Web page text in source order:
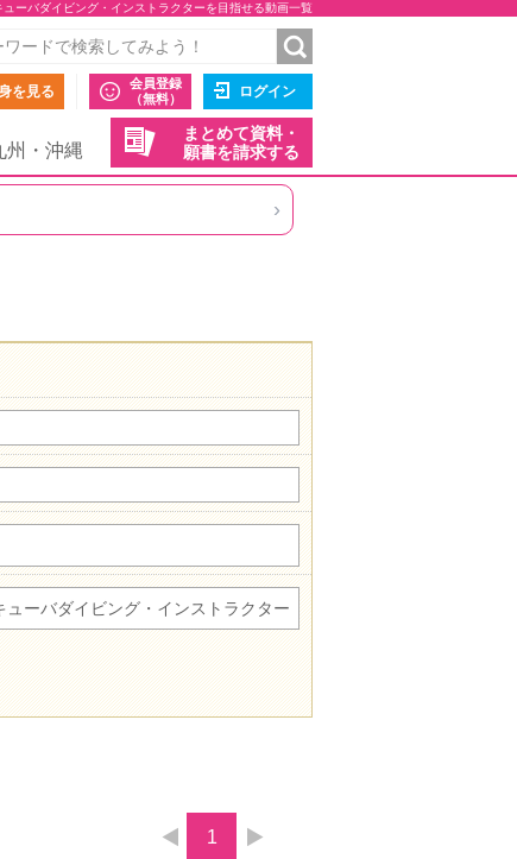
ューバダイビング・インストラクターを目指せる動画一覧
を見る
会員登録
（無料）
ログイン
まとめて資料・
願書を請求する
州・沖縄
›
ューバダイビング・インストラクター
1